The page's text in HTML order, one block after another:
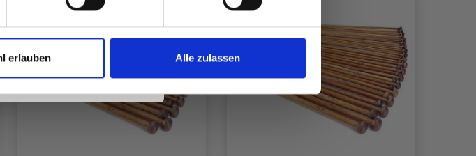
erlauben Alle zulassen
danke